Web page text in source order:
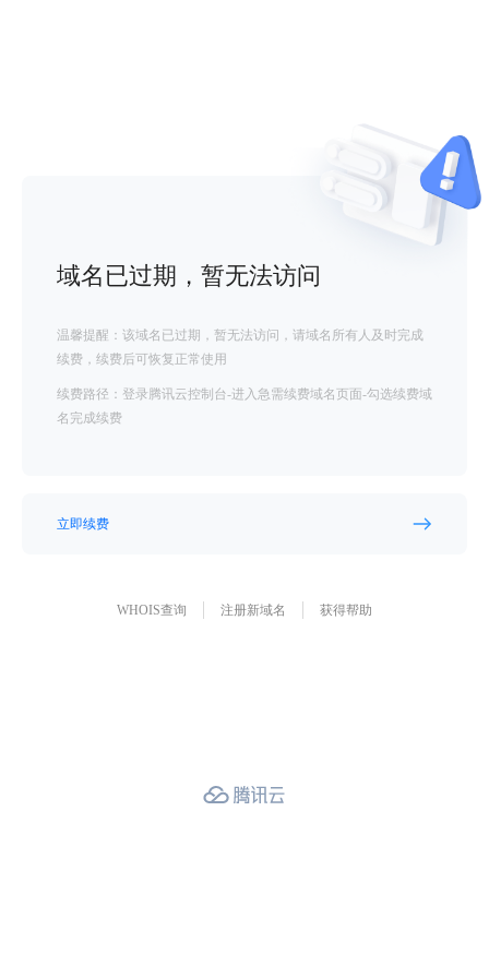
域名已过期，暂无法访问
温馨提醒：该域名已过期，暂无法访问，请域名所有人及时完成
续费，续费后可恢复正常使用
续费路径：登录腾讯云控制台-进入急需续费域名页面-勾选续费域
名完成续费
立即续费
WHOIS查询 注册新域名 获得帮助